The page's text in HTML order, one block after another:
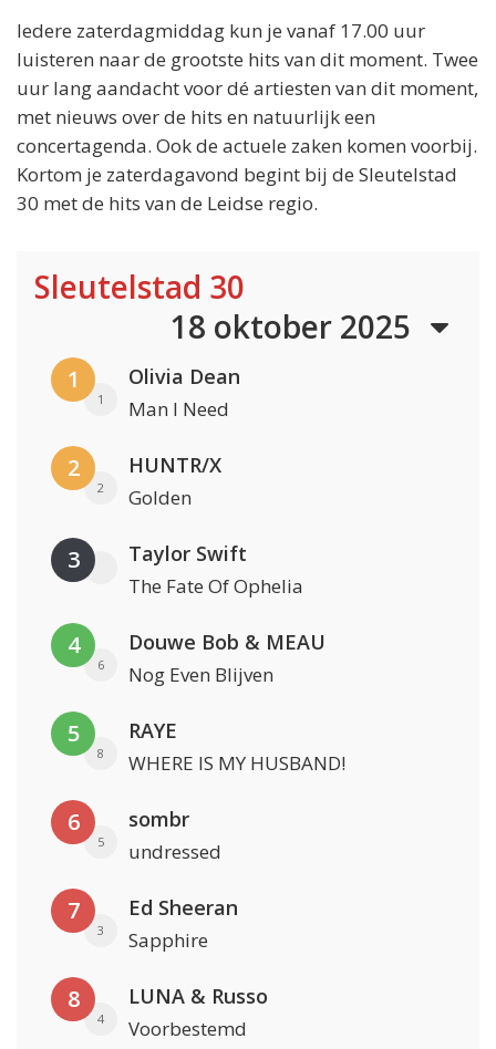
Iedere zaterdagmiddag kun je vanaf 17.00 uur
luisteren naar de grootste hits van dit moment. Twee
uur lang aandacht voor dé artiesten van dit moment,
met nieuws over de hits en natuurlijk een
concertagenda. Ook de actuele zaken komen voorbij.
Kortom je zaterdagavond begint bij de Sleutelstad
30 met de hits van de Leidse regio.
Sleutelstad 30
18 oktober 2025
1
1
Olivia Dean
Man I Need
2
2
HUNTR/X
Golden
3 Taylor Swift
The Fate Of Ophelia
4
6
Douwe Bob & MEAU
Nog Even Blijven
5
8
RAYE
WHERE IS MY HUSBAND!
6
5
sombr
undressed
7
3
Ed Sheeran
Sapphire
8
4
LUNA & Russo
Voorbestemd